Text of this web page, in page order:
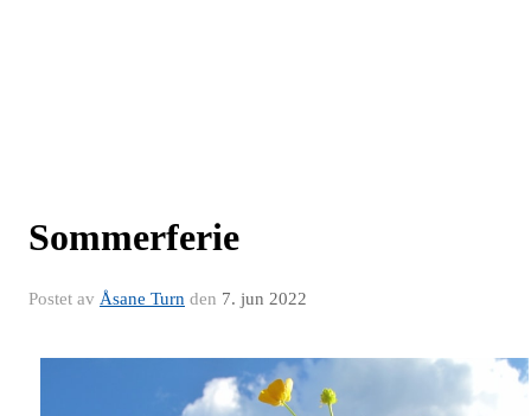
Sommerferie
Postet av Åsane Turn den 7. jun 2022